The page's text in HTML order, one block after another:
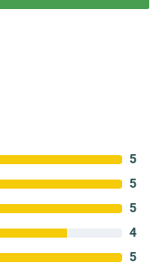
5
5
5
4
5